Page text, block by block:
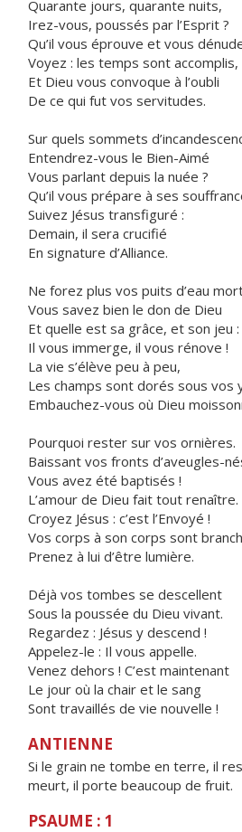
Quarante jours, quarante nuits,
Irez-vous, poussés par l’Esprit ?
Qu’il vous éprouve et vous
Voyez : les temps sont accomplis,
Et Dieu vous convoque à l’oubli
De ce qui fut vos servitudes.
Sur quels sommets
Entendrez-vous le Bien-Aimé
Vous parlant depuis la nuée ?
Qu’il vous prépare à ses
Suivez Jésus transfiguré :
Demain, il sera crucifié
En signature d’Alliance.
Ne forez plus vos puits d’eau
Vous savez bien le don de Dieu
Et quelle est sa grâce, et son jeu :
Il vous immerge, il vous rénove !
La vie s’élève peu à peu,
Les champs sont dorés sous vos
Embauchez-vous où Dieu
Pourquoi rester sur vos ornières.
Baissant vos fronts d’aveugles-
Vous avez été baptisés !
L’amour de Dieu fait tout renaître.
Croyez Jésus : c’est l’Envoyé !
Vos corps à son corps sont
Prenez à lui d’être lumière.
Déjà vos tombes se descellent
Sous la poussée du Dieu vivant.
Regardez : Jésus y descend !
Appelez-le : Il vous appelle.
Venez dehors ! C’est maintenant
Le jour où la chair et le sang
Sont travaillés de vie nouvelle !
ANTIENNE
Si le grain ne tombe en terre, il
meurt, il porte beaucoup de fruit.
PSAUME : 1